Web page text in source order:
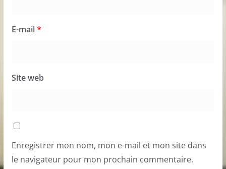
E-mail*
Site web
Enregistrer mon nom, mon e-mail et mon site dans
le navigateur pour mon prochain commentaire.